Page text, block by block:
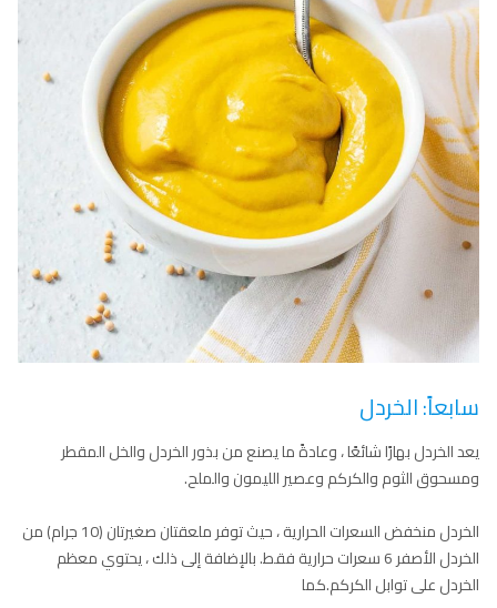
سابعاً: الخردل
يعد الخردل بهارًا شائعًا ، وعادةً ما يصنع من بذور الخردل والخل المقطر
ومسحوق الثوم والكركم وعصير الليمون والملح.
الخردل منخفض السعرات الحرارية ، حيث توفر ملعقتان صغيرتان (10 جرام) من
الخردل الأصفر 6 سعرات حرارية فقط. بالإضافة إلى ذلك ، يحتوي معظم
الخردل على توابل الكركم.كما